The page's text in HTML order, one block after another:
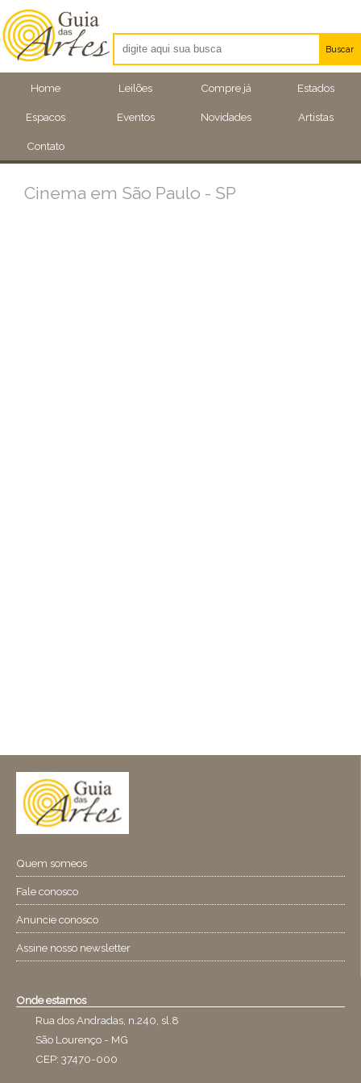
Home Leilões Compre já Estados
Espacos Eventos Novidades Artistas
Contato
Buscar
Artistas
Eventos
Cinema em São Paulo - SP
Quem someos
Fale conosco
Anuncie conosco
Assine nosso newsletter
Onde estamos
Rua dos Andradas, n.240, sl.8
São Lourenço - MG
CEP: 37470-000